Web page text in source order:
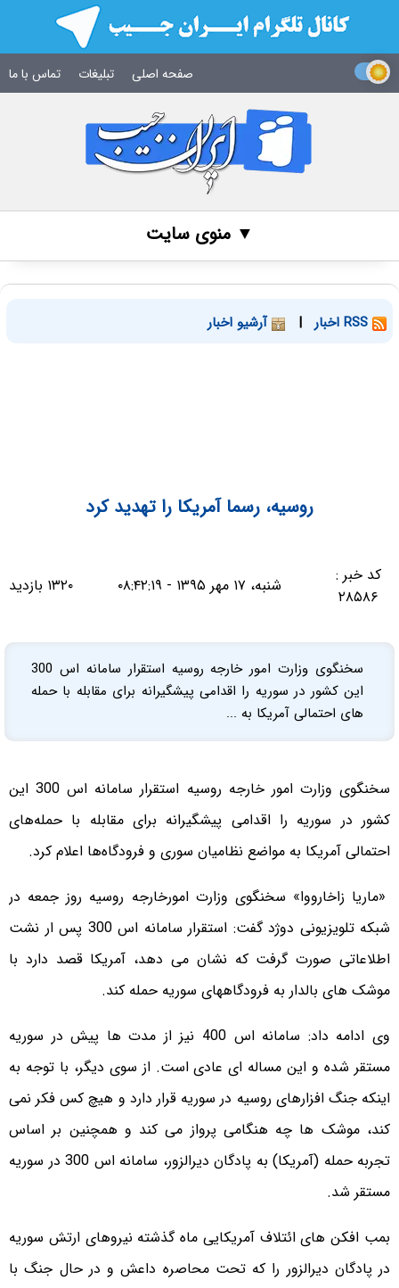
صفحه اصلی تبلیغات تماس با ما
▼ منوی سایت
| آرشیو اخبار
روسیه، رسما آمریکا را تهدید کرد
کد خبر :
۲۸۵۸۶
شنبه، ۱۷ مهر ۱۳۹۵ - ۰۸:۴۲:۱۹ ۱۳۲۰ بازدید
سخنگوی وزارت امور خارجه روسیه استقرار سامانه اس 300
این کشور در سوریه را اقدامی پیشگیرانه برای مقابله با حمله
های احتمالی آمریکا به ...
سخنگوی وزارت امور خارجه روسیه استقرار سامانه اس 300 این
کشور در سوریه را اقدامی پیشگیرانه برای مقابله با حمله‌های
احتمالی آمریکا به مواضع نظامیان سوری و فرودگاه‌ها اعلام کرد.
«ماریا زاخارووا» سخنگوی وزارت امورخارجه روسیه روز جمعه در
شبکه تلویزیونی دوژد گفت: استقرار سامانه اس 300 پس ار نشت
اطلاعاتی صورت گرفت که نشان می دهد، آمریکا قصد دارد با
موشک های بالدار به فرودگاههای سوریه حمله کند.
وی ادامه داد: سامانه اس 400 نیز از مدت ها پیش در سوریه
مستقر شده و این مساله ای عادی است. از سوی دیگر، با توجه به
اینکه جنگ افزارهای روسیه در سوریه قرار دارد و هیچ کس فکر نمی
کند، موشک ها چه هنگامی پرواز می کند و همچنین بر اساس
تجربه حمله (آمریکا) به پادگان دیرالزور، سامانه اس 300 در سوریه
مستقر شد.
بمب افکن های ائتلاف آمریکایی ماه گذشته نیروهای ارتش سوریه
در پادگان دیرالزور را که تحت محاصره داعش و در حال جنگ با